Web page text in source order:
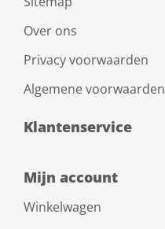
Over ons
Privacy voorwaarden
Algemene voorwaarden
Klantenservice
Mijn account
Winkelwagen